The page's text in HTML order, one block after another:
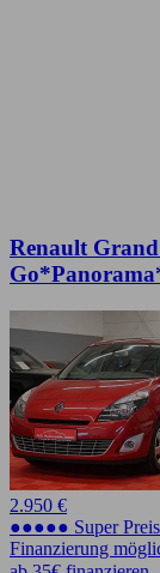
Renault
2.950 €
●●●●● Super Preis
Finanzierung